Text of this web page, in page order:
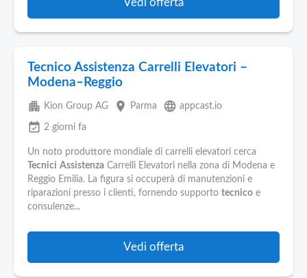
Vedi offerta
Tecnico Assistenza Carrelli Elevatori –
Modena–Reggio
apartment Kion Group AG place Parma language appcast.io
event_available 2 giorni fa
Un noto produttore mondiale di carrelli elevatori cerca
Tecnici Assistenza Carrelli Elevatori nella zona di Modena e
Reggio Emilia. La figura si occuperà di manutenzioni e
riparazioni presso i clienti, fornendo supporto tecnico e
consulenze...
Vedi offerta